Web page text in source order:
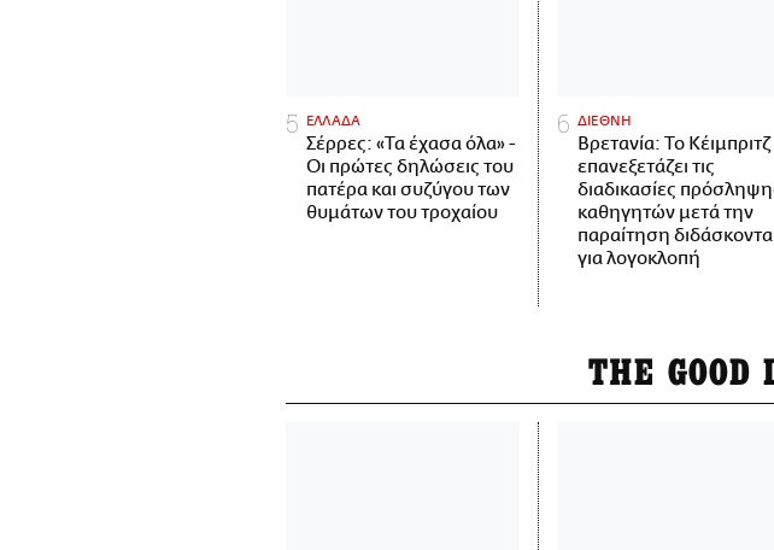
ΕΛΛΑΔΑ
Σέρρες: «Τα έχασα όλα» -
Οι πρώτες δηλώσεις του
πατέρα και συζύγου των
θυμάτων του τροχαίου
ΔΙΕΘΝΗ
Βρετανία: Το Κέιμπριτζ
επανεξετάζει τις
διαδικασίες
καθηγητών μετά την
παραίτηση διδάσκοντα
για λογοκλοπή
THE GOOD